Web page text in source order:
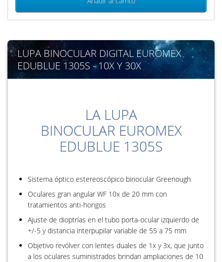
LUPA BINOCULAR DIGITAL EUROMEX
EDUBLUE 1305S - 10X Y 30X
LA LUPA
BINOCULAR EUROMEX
EDUBLUE 1305S
Sistema óptico estereoscópico binocular Greenough
Oculares gran angular WF 10x de 20 mm con
tratamientos anti-hongos
Ajuste de dioptrías en el tubo porta-ocular izquierdo de
+/-5 y distancia interpupilar variable de 55 a 75 mm
Objetivo revólver con lentes duales de 1x y 3x, que junto
a los oculares suministrados brindan ampliaciones de 10